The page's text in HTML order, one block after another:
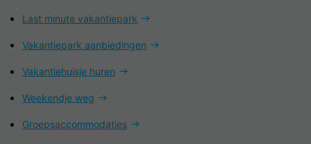
Last minute vakantiepark
Vakantiepark aanbiedingen
Vakantiehuisje huren
Weekendje weg
Groepsaccommodaties